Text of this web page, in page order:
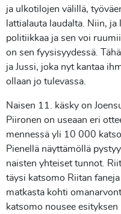
ja ulkotilojen välillä,
lattialauta laudalta. Niin,
politiikkaa ja sen voi
on sen fyysisyydessä.
ja Jussi, joka nyt kantaa
ollaan jo tulevassa.
Naisen 11. käsky on
Piironen on useaan eri
mennessä yli 10 000
Pienellä näyttämöllä
naisten yhteiset tunnot.
täysi katsomo Riitan
matkasta kohti
katsomo nousee